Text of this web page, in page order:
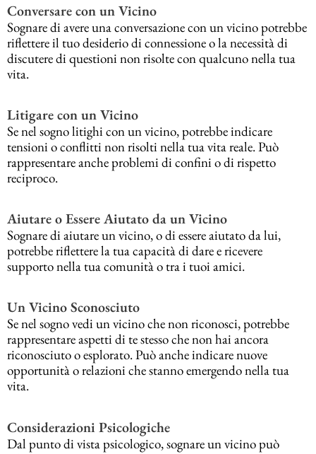
Conversare con un Vicino
Sognare di avere una conversazione con un vicino potrebbe
riflettere il tuo desiderio di connessione o la necessità di
discutere di questioni non risolte con qualcuno nella tua
vita.
Litigare con un Vicino
Se nel sogno litighi con un vicino, potrebbe indicare
tensioni o conflitti non risolti nella tua vita reale. Può
rappresentare anche problemi di confini o di rispetto
reciproco.
Aiutare o Essere Aiutato da un Vicino
Sognare di aiutare un vicino, o di essere aiutato da lui,
potrebbe riflettere la tua capacità di dare e ricevere
supporto nella tua comunità o tra i tuoi amici.
Un Vicino Sconosciuto
Se nel sogno vedi un vicino che non riconosci, potrebbe
rappresentare aspetti di te stesso che non hai ancora
riconosciuto o esplorato. Può anche indicare nuove
opportunità o relazioni che stanno emergendo nella tua
vita.
Considerazioni Psicologiche
Dal punto di vista psicologico, sognare un vicino può